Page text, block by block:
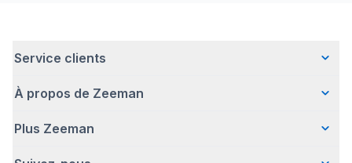
Service clients
Questions fréquentes
Livraison
À propos de Zeeman
Qui sommes-nous ?
Plus Zeeman